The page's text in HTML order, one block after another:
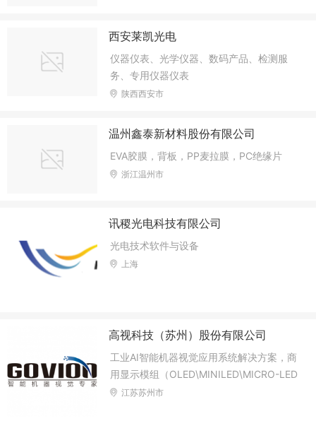
西安莱凯光电
仪器仪表、光学仪器、数码产品、检测服
务、专用仪器仪表
陕西西安市
温州鑫泰新材料股份有限公司
EVA胶膜，背板，PP麦拉膜，PC绝缘片
浙江温州市
讯稷光电科技有限公司
光电技术软件与设备
上海
高视科技（苏州）股份有限公司
工业AI智能机器视觉应用系统解决方案，商
用显示模组（OLED\MINILED\MICRO-LED
\LCD等）、锂电池及新能源制程设备、半
江苏苏州市